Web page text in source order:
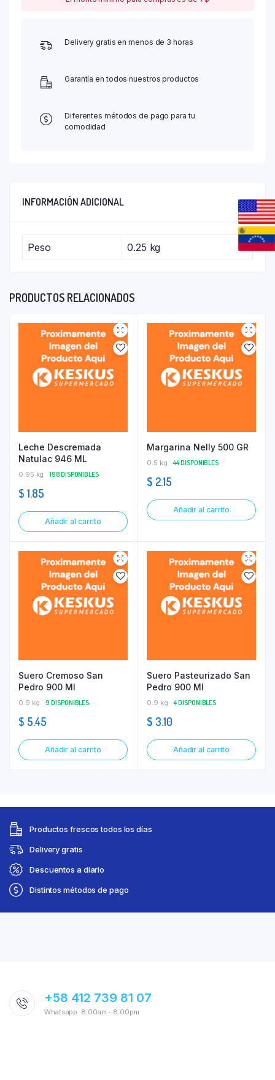
Delivery gratis en menos de 3 horas
Garantía en todos nuestros productos
Diferentes métodos de pago para tu
comodidad
INFORMACIÓN ADICIONAL
Peso 0.25 kg
PRODUCTOS RELACIONADOS
Leche Descremada
Natulac 946 ML
0.95 kg 198 DISPONIBLES
$ 1.85
Añadir al carrito
Margarina Nelly 500 GR
0.5 kg 44 DISPONIBLES
$ 2.15
Añadir al carrito
Suero Cremoso San
Pedro 900 Ml
0.9 kg 9 DISPONIBLES
$ 5.45
Añadir al carrito
Suero Pasteurizado San
Pedro 900 Ml
0.9 kg 4 DISPONIBLES
$ 3.10
Añadir al carrito
Productos frescos todos los días
Delivery gratis
Descuentos a diario
Distintos métodos de pago
+58 412 739 81 07
Whatsapp: 8:00am - 8:00pm